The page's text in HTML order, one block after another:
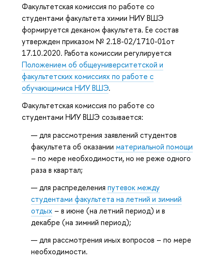
Факультетская комиссия по работе со
студентами факультета химии НИУ ВШЭ
формируется деканом факультета. Ее состав
утвержден приказом № 2.18-02/1710-01от
17.10.2020. Работа комиссии регулируется
Положением об общеуниверситетской и
факультетских комиссиях по работе с
обучающимися НИУ ВШЭ.
Факультетская комиссия по работе со
студентами НИУ ВШЭ созывается:
для рассмотрения заявлений студентов
факультета об оказании материальной помощи
– по мере необходимости, но не реже одного
раза в квартал;
для распределенияпутевок между
студентами факультета на летний и зимний
отдых – в июне (на летний период) и в
декабре (на зимний период);
для рассмотрения иных вопросов – по мере
необходимости.